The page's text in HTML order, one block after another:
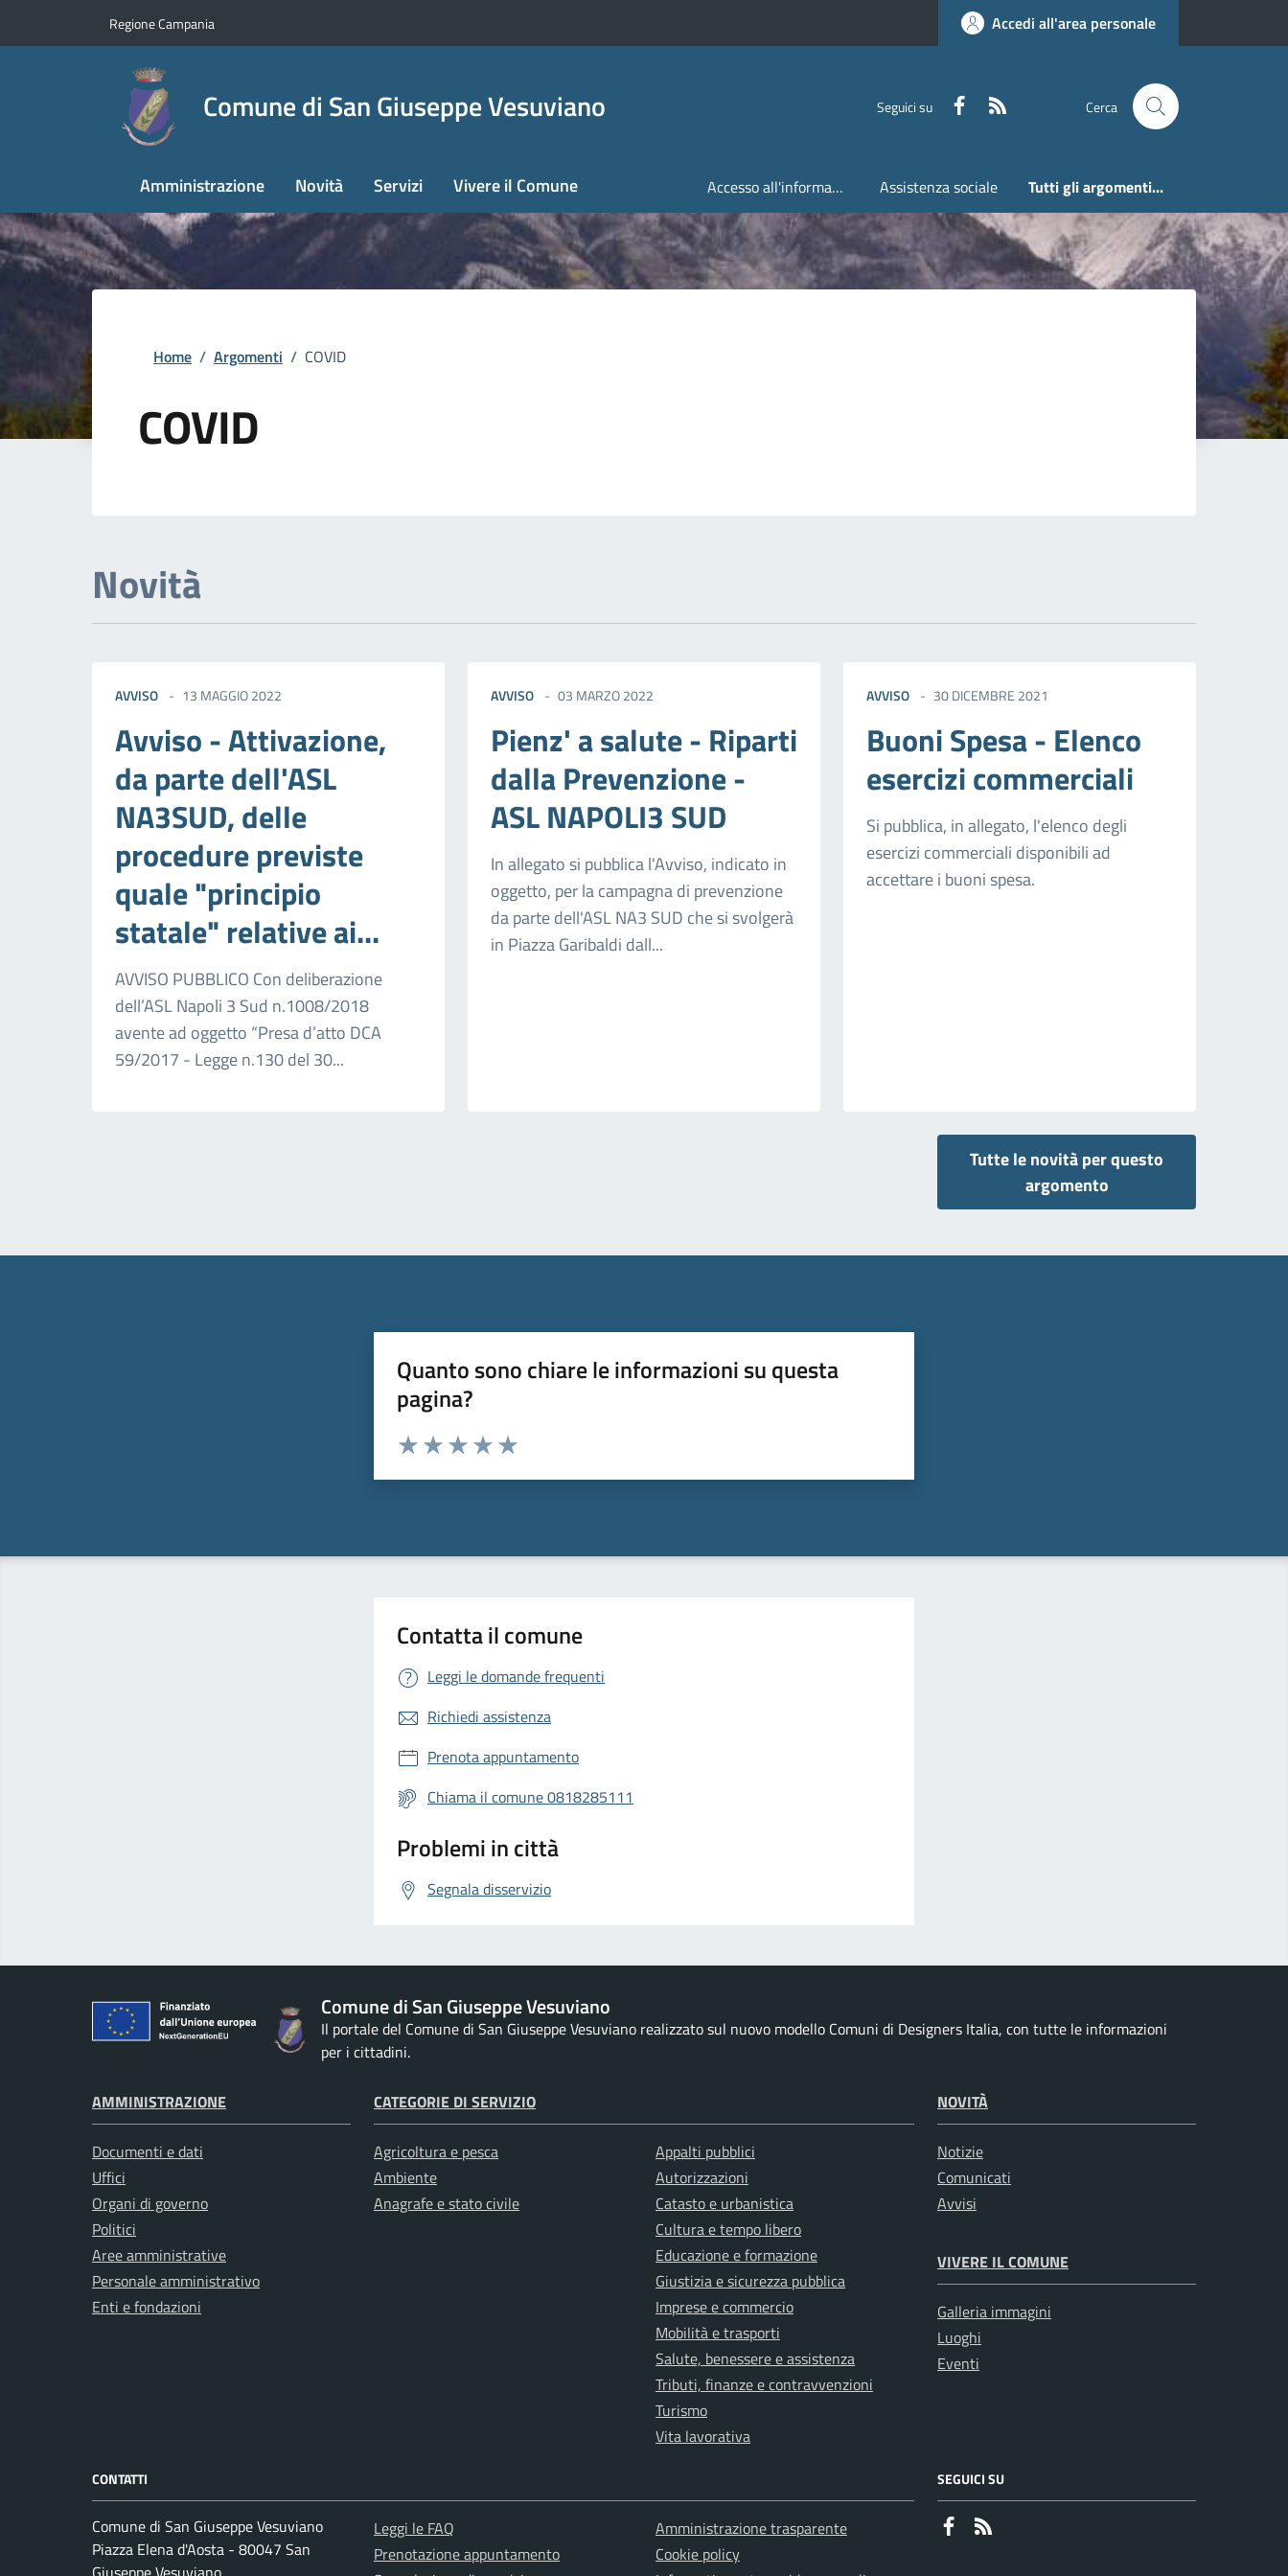
Regione Campania Accedi all'area personale
Comune di San Giuseppe Vesuviano Seguici su Faceboook Cerca
Amministrazione Novità Servizi Vivere il Comune Accesso all'informazione Assistenza sociale Tutti gli argomenti...
Home / Argomenti / COVID
COVID
Novità
AVVISO 13 MAGGIO 2022
Avviso - Attivazione,
da parte dell'ASL
NA3SUD, delle
procedure previste
quale "principio
statale" relative ai...
AVVISO PUBBLICO Con deliberazione
dell’ASL Napoli 3 Sud n.1008/2018
avente ad oggetto “Presa d’atto DCA
59/2017 - Legge n.130 del 30...
AVVISO 03 MARZO 2022
Pienz' a salute - Riparti
dalla Prevenzione -
ASL NAPOLI3 SUD
In allegato si pubblica l'Avviso, indicato in
oggetto, per la campagna di prevenzione
da parte dell'ASL NA3 SUD che si svolgerà
in Piazza Garibaldi dall...
AVVISO 30 DICEMBRE 2021
Buoni Spesa - Elenco
esercizi commerciali
Si pubblica, in allegato, l'elenco degli
esercizi commerciali disponibili ad
accettare i buoni spesa.
Tutte le novità per questo
argomento
Quanto sono chiare le informazioni su questa
pagina?
Valuta da 1 a 5 stelle la pagina
Contatta il comune
Leggi le domande frequenti
Richiedi assistenza
Prenota appuntamento
Chiama il comune 0818285111
Problemi in città
Segnala disservizio
Comune di San Giuseppe Vesuviano
Il portale del Comune di San Giuseppe Vesuviano realizzato sul nuovo modello Comuni di Designers Italia, con tutte le informazioni
per i cittadini.
AMMINISTRAZIONE
Documenti e dati
Uffici
Organi di governo
Politici
Aree amministrative
Personale amministrativo
Enti e fondazioni
CATEGORIE DI SERVIZIO
Agricoltura e pesca
Ambiente
Anagrafe e stato civile
Appalti pubblici
Autorizzazioni
Catasto e urbanistica
Cultura e tempo libero
Educazione e formazione
Giustizia e sicurezza pubblica
Imprese e commercio
Mobilità e trasporti
Salute, benessere e assistenza
Tributi, finanze e contravvenzioni
Turismo
Vita lavorativa
NOVITÀ
Notizie
Comunicati
Avvisi
VIVERE IL COMUNE
Galleria immagini
Luoghi
Eventi
CONTATTI
Comune di San Giuseppe Vesuviano
Piazza Elena d'Aosta - 80047 San
Leggi le FAQ
Prenotazione appuntamento
Amministrazione trasparente
Cookie policy
SEGUICI SU
Faceboook